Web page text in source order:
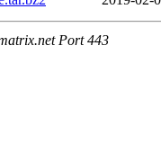
Port 443